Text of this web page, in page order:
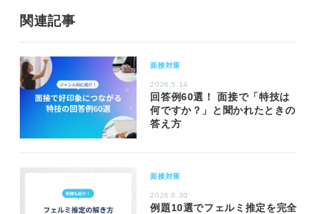
関連記事
面接対策
2026.5.14
回答例60選！ 面接で「特技は
何ですか？」と聞かれたときの
答え方
面接対策
2026.6.30
例題10選でフェルミ推定を完全